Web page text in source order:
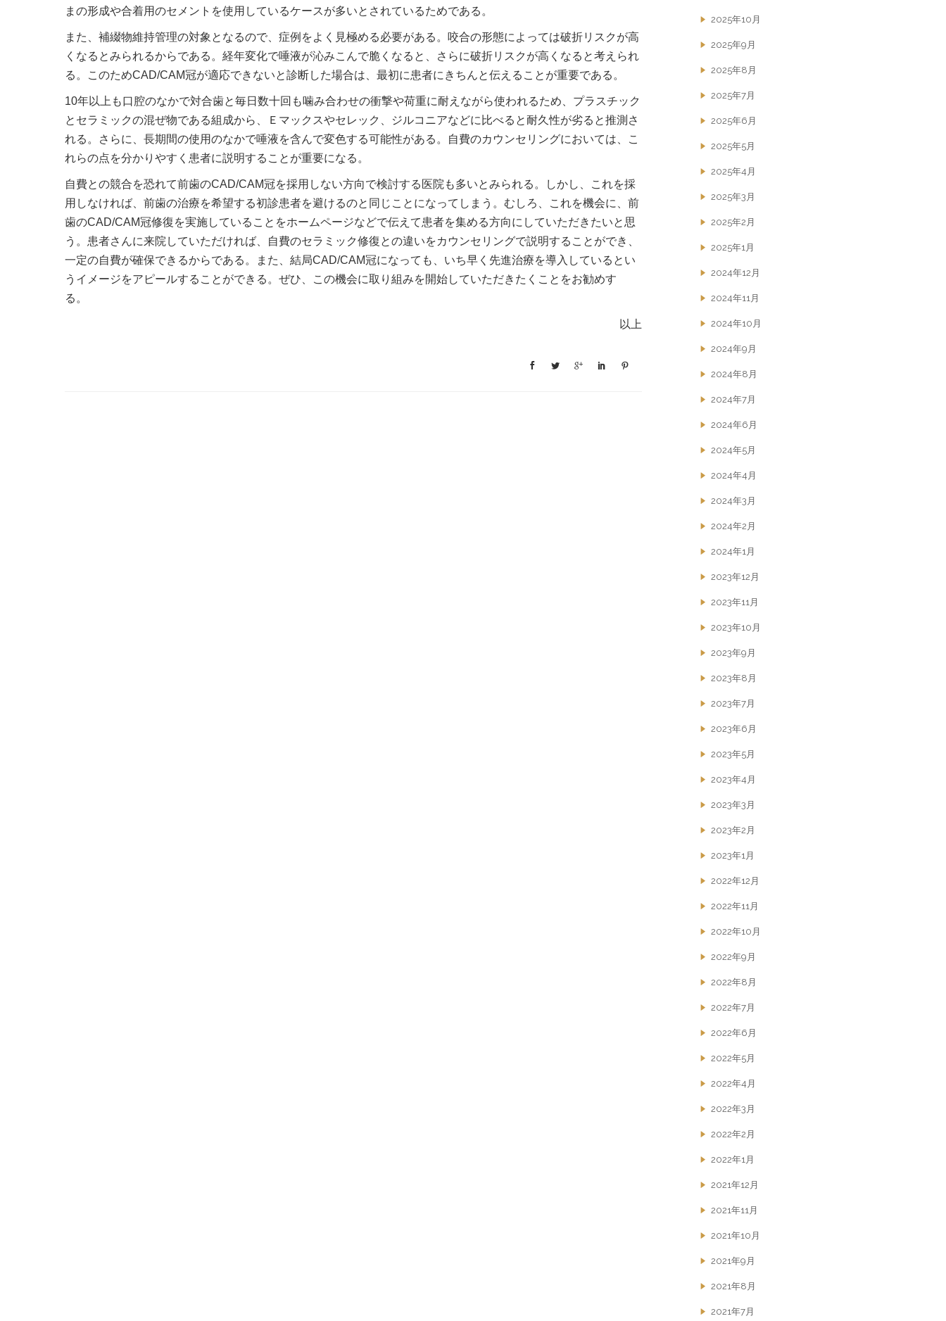
まの形成や合着用のセメントを使用しているケースが多いとされているためである。
また、補綴物維持管理の対象となるので、症例をよく見極める必要がある。咬合の形態によっては破折リスクが高
くなるとみられるからである。経年変化で唾液が沁みこんで脆くなると、さらに破折リスクが高くなると考えられ
る。このためCAD/CAM冠が適応できないと診断した場合は、最初に患者にきちんと伝えることが重要である。
10年以上も口腔のなかで対合歯と毎日数十回も噛み合わせの衝撃や荷重に耐えながら使われるため、プラスチック
とセラミックの混ぜ物である組成から、Ｅマックスやセレック、ジルコニアなどに比べると耐久性が劣ると推測さ
れる。さらに、長期間の使用のなかで唾液を含んで変色する可能性がある。自費のカウンセリングにおいては、こ
れらの点を分かりやすく患者に説明することが重要になる。
自費との競合を恐れて前歯のCAD/CAM冠を採用しない方向で検討する医院も多いとみられる。しかし、これを採
用しなければ、前歯の治療を希望する初診患者を避けるのと同じことになってしまう。むしろ、これを機会に、前
歯のCAD/CAM冠修復を実施していることをホームページなどで伝えて患者を集める方向にしていただきたいと思
う。患者さんに来院していただければ、自費のセラミック修復との違いをカウンセリングで説明することができ、
一定の自費が確保できるからである。また、結局CAD/CAM冠になっても、いち早く先進治療を導入しているとい
うイメージをアピールすることができる。ぜひ、この機会に取り組みを開始していただきたくことをお勧めす
る。
以上
2025年10月
2025年9月
2025年8月
2025年7月
2025年6月
2025年5月
2025年4月
2025年3月
2025年2月
2025年1月
2024年12月
2024年11月
2024年10月
2024年9月
2024年8月
2024年7月
2024年6月
2024年5月
2024年4月
2024年3月
2024年2月
2024年1月
2023年12月
2023年11月
2023年10月
2023年9月
2023年8月
2023年7月
2023年6月
2023年5月
2023年4月
2023年3月
2023年2月
2023年1月
2022年12月
2022年11月
2022年10月
2022年9月
2022年8月
2022年7月
2022年6月
2022年5月
2022年4月
2022年3月
2022年2月
2022年1月
2021年12月
2021年11月
2021年10月
2021年9月
2021年8月
2021年7月